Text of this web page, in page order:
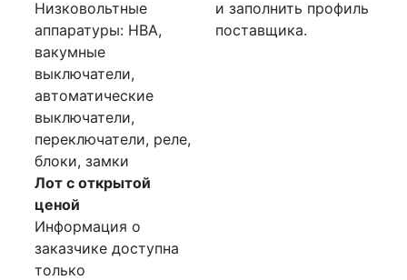
Низковольтные
аппаратуры: НВА,
вакумные
выключатели,
автоматические
выключатели,
переключатели, реле,
блоки, замки
Лот с открытой
ценой
Информация о
заказчике доступна
только
и заполнить профиль
поставщика.